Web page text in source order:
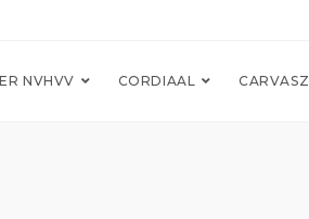
NVHVV CORDIAAL CARVASZ